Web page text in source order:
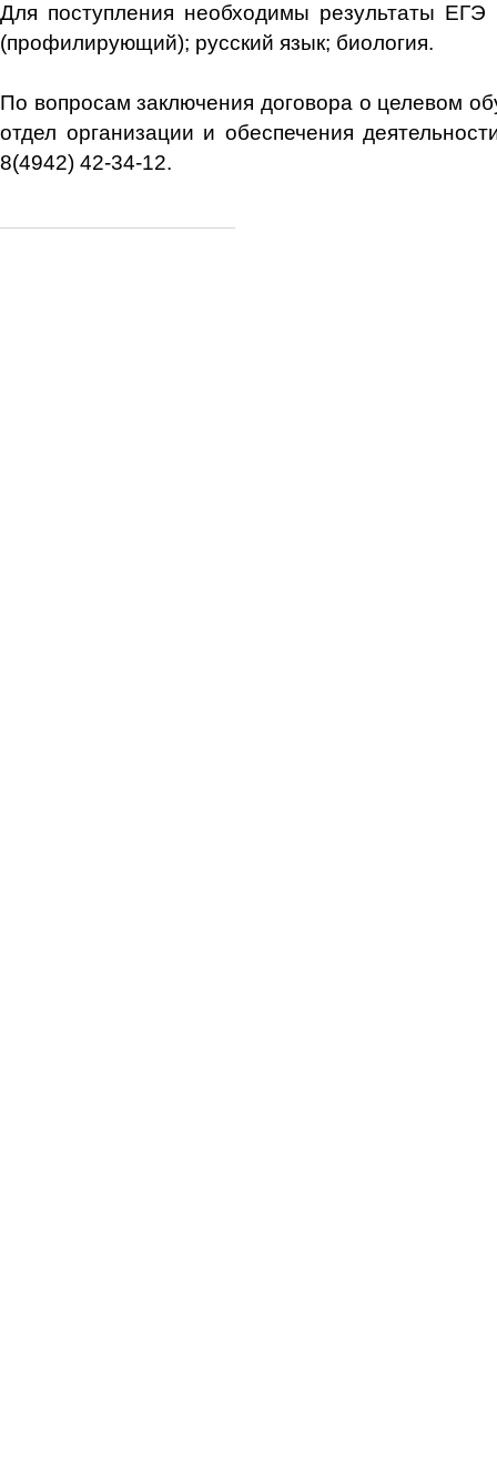
Для поступления необходимы результаты
(профилирующий); русский язык; биология.
По вопросам заключения договора о целевом
отдел организации и обеспечения
8(4942) 42-34-12.